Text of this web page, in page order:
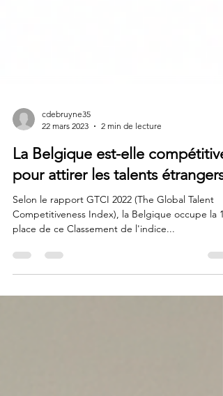
22 mars 2023
2 min de lecture
La Belgique est-elle compétitive
pour attirer les talents étrangers?
Selon le rapport GTCI 2022 (The Global Talent
place de ce Classement de l'indice...